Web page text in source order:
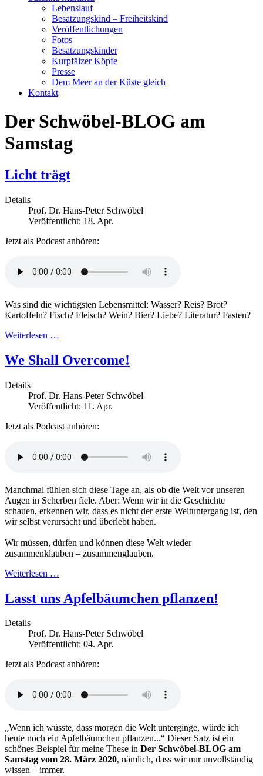
Lebenslauf
Besatzungskind – Freiheitskind
Veröffentlichungen
Fotos
Besatzungskinder
Kurpfälzer Köpfe
Presse
Dem Meer an der Küste gleich
Kontakt
Der Schwöbel-BLOG am
Samstag
Licht trägt
Details
Prof. Dr. Hans-Peter Schwöbel
Veröffentlicht: 18. Apr.
Jetzt als Podcast anhören:
Was sind die wichtigsten Lebensmittel: Wasser? Reis? Brot?
Kartoffeln? Fisch? Fleisch? Wein? Bier? Liebe? Literatur? Fasten?
Weiterlesen …
We Shall Overcome!
Details
Prof. Dr. Hans-Peter Schwöbel
Veröffentlicht: 11. Apr.
Jetzt als Podcast anhören:
Manchmal fühlen sich diese Tage an, als ob die Welt vor unseren
Augen in Scherben fiele. Aber: Wenn wir in die Geschichte
schauen, erkennen wir, dass es nicht der erste Weltuntergang ist, den
wir selbst verursacht und überlebt haben.
Wir müssen, dürfen und können diese Welt wieder
zusammenklauben – zusammenglauben.
Weiterlesen …
Lasst uns Apfelbäumchen pflanzen!
Details
Prof. Dr. Hans-Peter Schwöbel
Veröffentlicht: 04. Apr.
Jetzt als Podcast anhören:
„Wenn ich wüsste, dass morgen die Welt unterginge, würde ich
heute noch ein Apfelbäumchen pflanzen...“ Dieser Satz ist ein
schönes Beispiel für meine These in Der Schwöbel-BLOG am
Samstag vom 28. März 2020, nämlich, dass wir nur unvollständig
wissen – immer.